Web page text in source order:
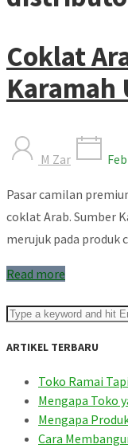
Coklat
Karamah
M Zar
Pasar camilan
coklat Arab. Sumber
merujuk pada
Read more
ARTIKEL TERBARU
Toko Ramai
Mengapa Toko
Mengapa
Cara